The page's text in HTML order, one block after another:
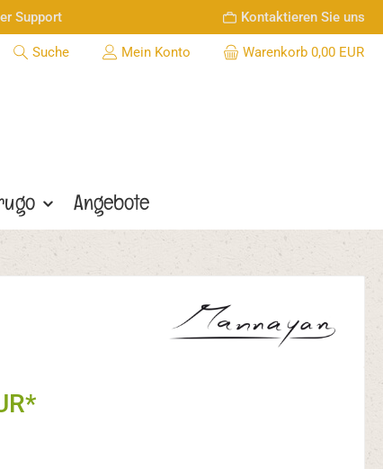
Support Kontaktieren Sie uns
Suche Mein Konto Warenkorb 0,00 EUR
Angebote